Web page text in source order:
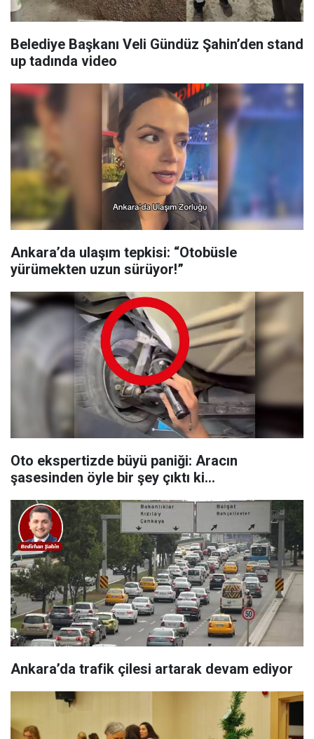
Belediye Başkanı Veli Gündüz Şahin’den stand
up tadında video
Ankara’da ulaşım tepkisi: “Otobüsle
yürümekten uzun sürüyor!”
Oto ekspertizde büyü paniği: Aracın
şasesinden öyle bir şey çıktı ki…
Ankara’da trafik çilesi artarak devam ediyor